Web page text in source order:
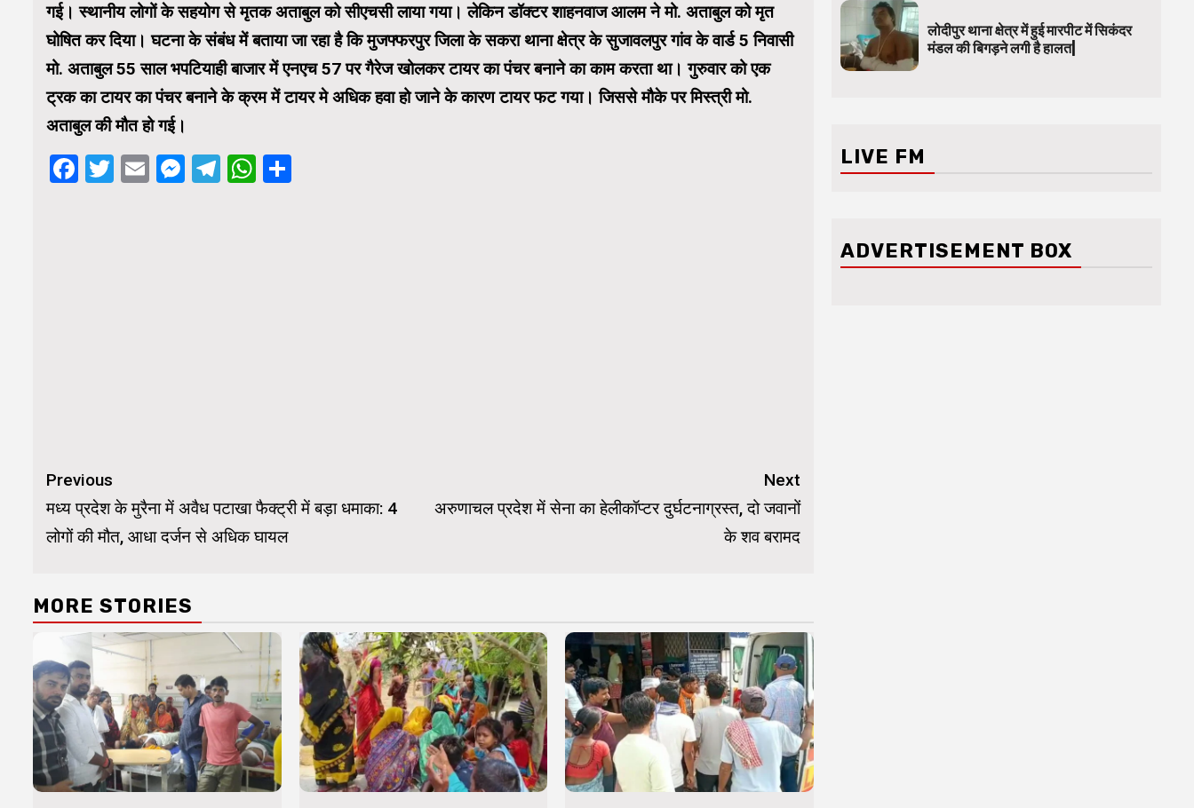
गई। स्थानीय लोगों के सहयोग से मृतक अताबुल को सीएचसी लाया गया। लेकिन डॉक्टर शाहनवाज आलम ने मो. अताबुल को मृत
घोषित कर दिया। घटना के संबंध में बताया जा रहा है कि मुजफ्फरपुर जिला के सकरा थाना क्षेत्र के सुजावलपुर गांव के वार्ड 5 निवासी
मो. अताबुल 55 साल भपटियाही बाजार में एनएच 57 पर गैरेज खोलकर टायर का पंचर बनाने का काम करता था। गुरुवार को एक
ट्रक का टायर का पंचर बनाने के क्रम में टायर मे अधिक हवा हो जाने के कारण टायर फट गया। जिससे मौके पर मिस्त्री मो.
अताबुल की मौत हो गई।
Facebook
Twitter
EmailMessenger
Telegram
WhatsApp
Continue
Reading
Previous
मध्य प्रदेश के मुरैना में अवैध पटाखा फैक्ट्री में बड़ा धमाका: 4
लोगों की मौत, आधा दर्जन से अधिक घायल
Next
अरुणाचल प्रदेश में सेना का हेलीकॉप्टर दुर्घटनाग्रस्त, दो जवानों
के शव बरामद
MORE STORIES
लोदीपुर थाना क्षेत्र में हुई मारपीट में सिकंदर
मंडल की बिगड़ने लगी है हालत|
LIVE FM
ADVERTISEMENT BOX